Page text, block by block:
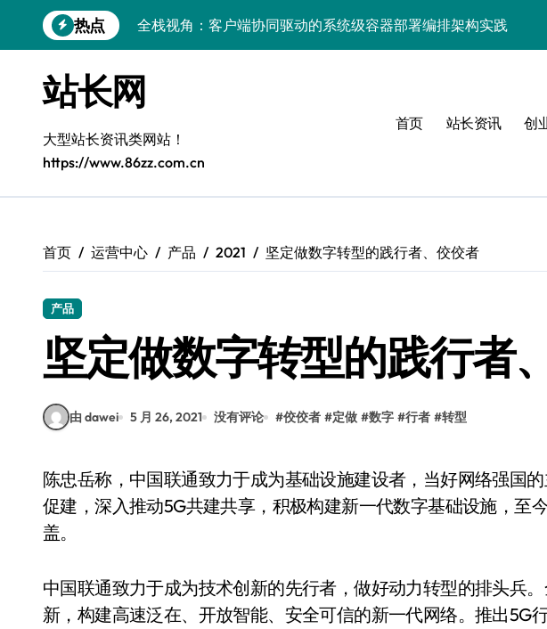
到
热点
全栈视角：客户端协同驱动的系统级容器部署编排架构实践
容器部署与编排：科技赋能服务器端系统优化新范式
容器智编排：科技赋能云成本削峰，服务器管理效能跃升
Windows前端开发环境高效搭建与运行库管理
Windows下大数据运行库高效部署与管理
容器化+K8s编排：视觉系统高效部署新范式
容器技术赋能电商：科技驱动系统高效编排与深度优化实践
站长网
大型站长资讯类网站！
https://www.86zz.com.cn
首页 站长资讯 创
首页 运营中心 产品 2021 坚定做数字转型的践行者、佼佼者
产品
坚定做数字转型的践行者
由 dawei 5 月 26, 2021 没有评论 #佼佼者 #定做 #数字 #行者 #转型
陈忠岳称，中国联通致力于成为基础设施建设者，当好网络强国的主力军。坚持以建促用、以用
促建，深入推动5G共建共享，积极构建新一代数字基础设施，至
盖。
中国联通致力于成为技术创新的先行者，做好动力转型的排头兵
新，构建高速泛在、开放智能、安全可信的新一代网络。推出5G